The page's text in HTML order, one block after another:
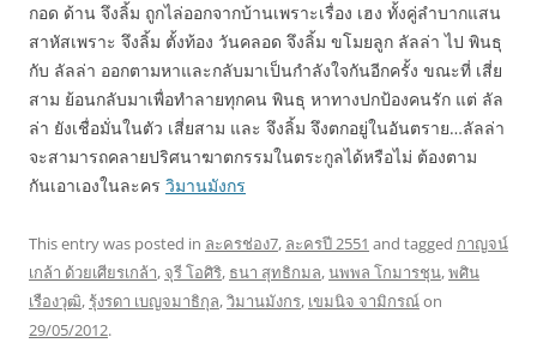
กอด ด้าน จึงลิ้ม ถูกไล่ออกจากบ้านเพราะเรื่อง เฮง ทั้งคู่ลำบากแสน
สาหัสเพราะ จึงลิ้ม ตั้งท้อง วันคลอด จึงลิ้ม ขโมยลูก ลัลล่า ไป พินธุ
กับ ลัลล่า ออกตามหาและกลับมาเป็นกำลังใจกันอีกครั้ง ขณะที่ เสี่ย
สาม ย้อนกลับมาเพื่อทำลายทุกคน พินธุ หาทางปกป้องคนรัก แต่ ลัล
ล่า ยังเชื่อมั่นในตัว เสี่ยสาม และ จึงลิ้ม จึงตกอยู่ในอันตราย…ลัลล่า
จะสามารถคลายปริศนาฆาตกรรมในตระกูลได้หรือไม่ ต้องตาม
กันเอาเองในละคร วิมานมังกร
This entry was posted in ละครช่อง7, ละครปี 2551 and tagged กาญจน์
เกล้า ด้วยเศียรเกล้า, จุรี โอศิริ, ธนา สุทธิกมล,นพพล โกมารชุน,พศิน
เรืองวุฒิ, รุ้งรดา เบญจมาธิกุล,วิมานมังกร, เขมนิจ จามิกรณ์on
29/05/2012.